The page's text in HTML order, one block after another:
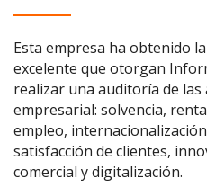
Esta empresa ha obtenido
excelente que otorgan
realizar una auditoría de las
empresarial: solvencia,
empleo,
satisfacción de clientes,
comercial y digitalización.